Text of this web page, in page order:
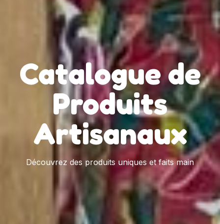
Catalogue de
Produits
Artisanaux
Découvrez des produits uniques et faits main